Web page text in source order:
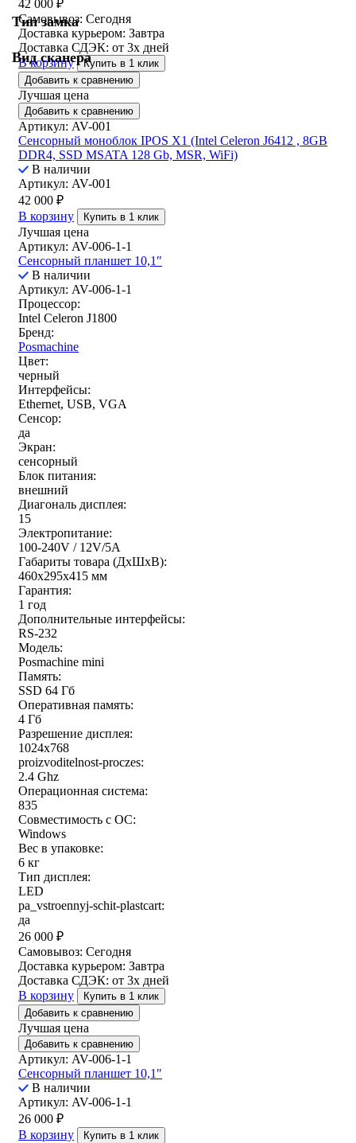
Тип замка
Вид сканера
42 000 ₽
Самовывоз: Сегодня
Доставка курьером: Завтра
Доставка СДЭК: от 3х дней
В корзину
Купить в 1 клик
Добавить к сравнению
Лучшая цена
Добавить к сравнению
Артикул: AV-001
Сенсорный моноблок IPOS X1 (Intel Celeron J6412 , 8GB
DDR4, SSD MSATA 128 Gb, MSR, WiFi)
В наличии
Артикул: AV-001
42 000 ₽
В корзину
Купить в 1 клик
Лучшая цена
Артикул: AV-006-1-1
Сенсорный планшет 10,1″
В наличии
Артикул: AV-006-1-1
Процессор:
Intel Celeron J1800
Бренд:
Posmachine
Цвет:
черный
Интерфейсы:
Ethernet, USB, VGA
Сенсор:
да
Экран:
сенсорный
Блок питания:
внешний
Диагональ дисплея:
15
Электропитание:
100-240V / 12V/5A
Габариты товара (ДxШxВ):
460x295x415 мм
Гарантия:
1 год
Дополнительные интерфейсы:
RS-232
Модель:
Posmachine mini
Память:
SSD 64 Гб
Оперативная память:
4 Гб
Разрешение дисплея:
1024x768
proizvoditelnost-proczes:
2.4 Ghz
Операционная система:
835
Совместимость с ОС:
Windows
Вес в упаковке:
6 кг
Тип дисплея:
LED
pa_vstroennyj-schit-plastcart:
да
26 000 ₽
Самовывоз: Сегодня
Доставка курьером: Завтра
Доставка СДЭК: от 3х дней
В корзину
Купить в 1 клик
Добавить к сравнению
Лучшая цена
Добавить к сравнению
Артикул: AV-006-1-1
Сенсорный планшет 10,1″
В наличии
Артикул: AV-006-1-1
26 000 ₽
В корзину
Купить в 1 клик